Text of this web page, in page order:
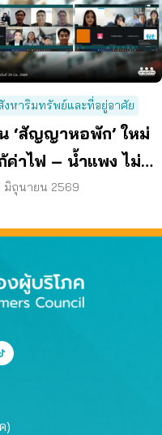
งหาริมทรัพย์และที่อยู่อาศัย
‘สัญญาหอพัก’ ใหม่
ค่าไฟ – น้ำแพง ไม่
เงินประกัน
มิถุนายน 2569
)